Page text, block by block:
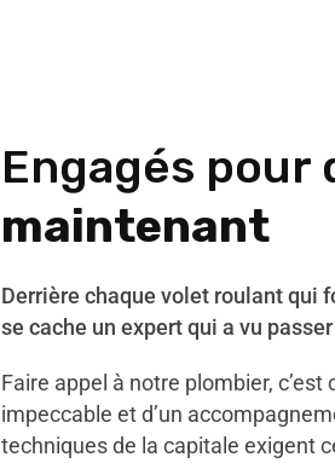
Engagés pour
maintenant
Derrière chaque volet roulant qui
se cache un expert qui a vu
Faire appel à notre plombier, c’est
impeccable et d’un
techniques de la capitale exigent